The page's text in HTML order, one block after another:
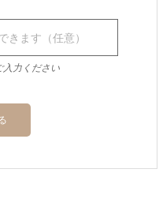
入力ください